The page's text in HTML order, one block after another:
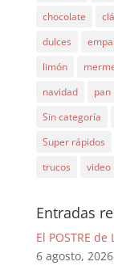
chocolate
dulces
limón
navidad
pan
Sin categoría
Super rápidos
trucos
video
Entradas
El POSTRE
6 agosto, 2026